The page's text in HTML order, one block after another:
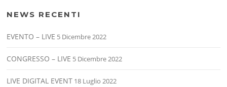
NEWS RECENTI
EVENTO – LIVE 5 Dicembre 2022
CONGRESSO – LIVE 5 Dicembre 2022
LIVE DIGITAL EVENT 18 Luglio 2022